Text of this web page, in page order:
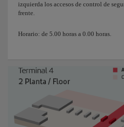
izquierda los accesos de control de
frente.
Horario: de 5.00 horas a 0.00 horas.